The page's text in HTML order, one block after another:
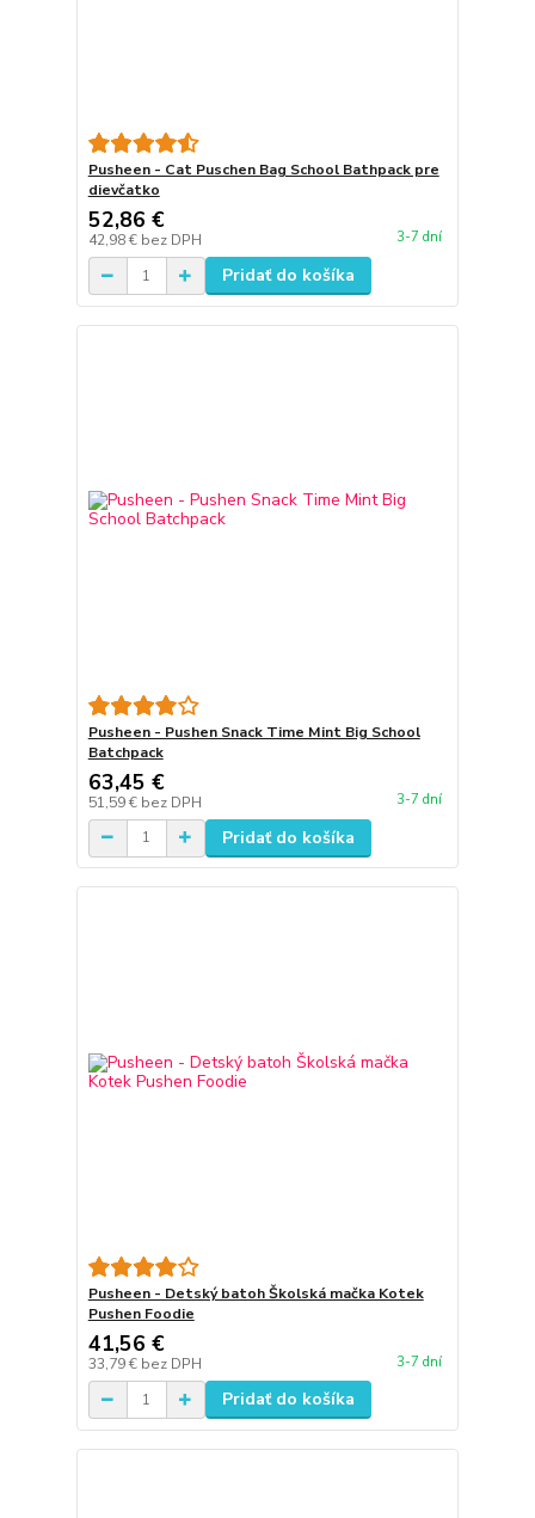
Pusheen - Cat Puschen Bag School Bathpack pre
dievčatko
52,86 €
42,98 € bez DPH 3-7 dní
Pridať do košíka
Pusheen - Pushen Snack Time Mint Big School
Batchpack
63,45 €
51,59 € bez DPH 3-7 dní
Pridať do košíka
Pusheen - Detský batoh Školská mačka Kotek
Pushen Foodie
41,56 €
33,79 € bez DPH 3-7 dní
Pridať do košíka